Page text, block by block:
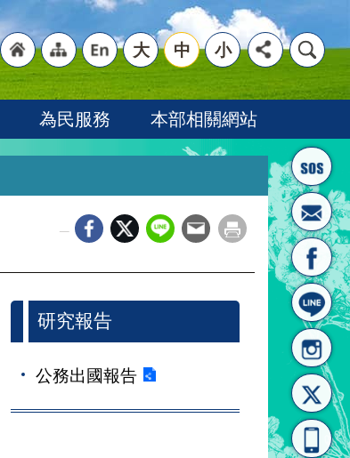
首頁
"網
站導
"英
文語
大 中 小
為民服務 本部相關網站
研究報告
公務出國報告